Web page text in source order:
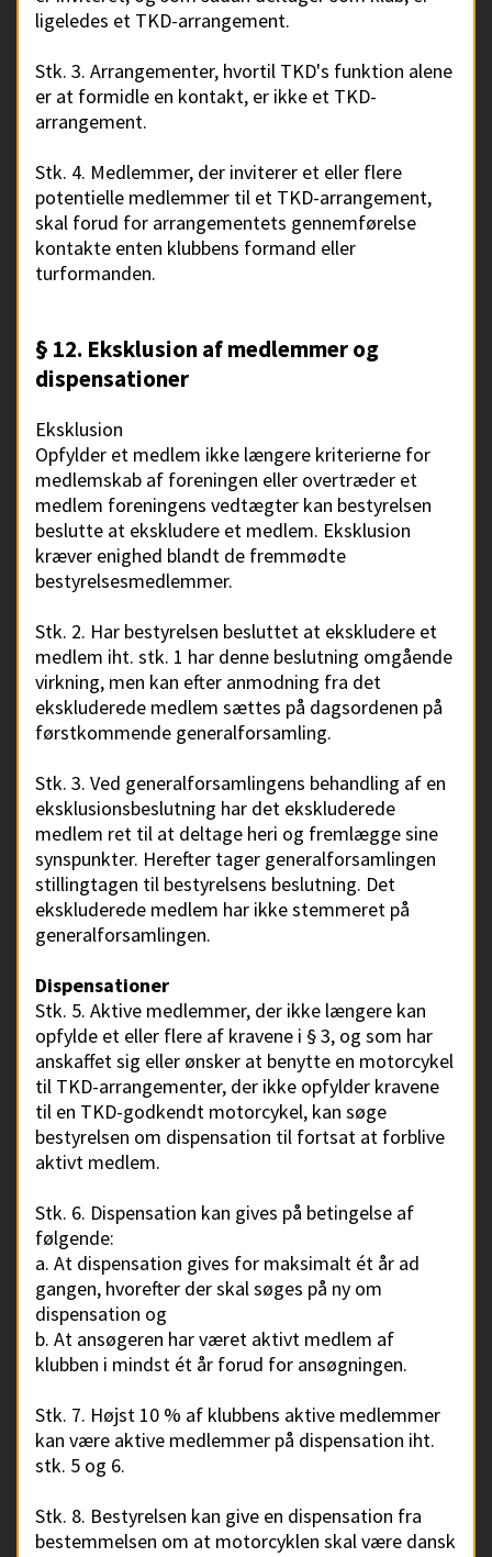
ligeledes et TKD-arrangement.
Stk. 3. Arrangementer, hvortil TKD's funktion alene
er at formidle en kontakt, er ikke et TKD-
arrangement.
Stk. 4. Medlemmer, der inviterer et eller flere
potentielle medlemmer til et TKD-arrangement,
skal forud for arrangementets gennemførelse
kontakte enten klubbens formand eller
turformanden.
§ 12. Eksklusion af medlemmer og
dispensationer
Eksklusion
Opfylder et medlem ikke længere kriterierne for
medlemskab af foreningen eller overtræder et
medlem foreningens vedtægter kan bestyrelsen
beslutte at ekskludere et medlem. Eksklusion
kræver enighed blandt de fremmødte
bestyrelsesmedlemmer.
Stk. 2. Har bestyrelsen besluttet at ekskludere et
medlem iht. stk. 1 har denne beslutning omgående
virkning, men kan efter anmodning fra det
ekskluderede medlem sættes på dagsordenen på
førstkommende generalforsamling.
Stk. 3. Ved generalforsamlingens behandling af en
eksklusionsbeslutning har det ekskluderede
medlem ret til at deltage heri og fremlægge sine
synspunkter. Herefter tager generalforsamlingen
stillingtagen til bestyrelsens beslutning. Det
ekskluderede medlem har ikke stemmeret på
generalforsamlingen.
Dispensationer
Stk. 5. Aktive medlemmer, der ikke længere kan
opfylde et eller flere af kravene i § 3, og som har
anskaffet sig eller ønsker at benytte en motorcykel
til TKD-arrangementer, der ikke opfylder kravene
til en TKD-godkendt motorcykel, kan søge
bestyrelsen om dispensation til fortsat at forblive
aktivt medlem.
Stk. 6. Dispensation kan gives på betingelse af
følgende:
a. At dispensation gives for maksimalt ét år ad
gangen, hvorefter der skal søges på ny om
dispensation og
b. At ansøgeren har været aktivt medlem af
klubben i mindst ét år forud for ansøgningen.
Stk. 7. Højst 10 % af klubbens aktive medlemmer
kan være aktive medlemmer på dispensation iht.
stk. 5 og 6.
Stk. 8. Bestyrelsen kan give en dispensation fra
bestemmelsen om at motorcyklen skal være dansk